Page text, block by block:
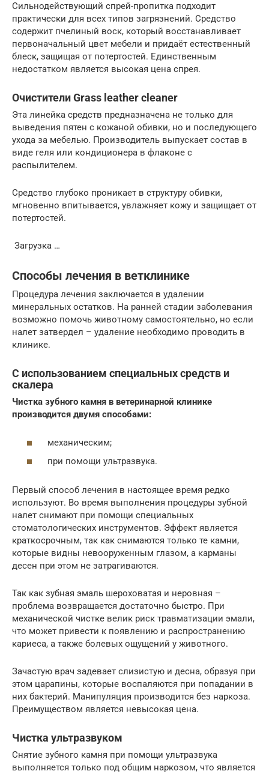
Сильнодействующий спрей-пропитка подходит
практически для всех типов загрязнений. Средство
содержит пчелиный воск, который восстанавливает
первоначальный цвет мебели и придаёт естественный
блеск, защищая от потертостей. Единственным
недостатком является высокая цена спрея.
Очистители Grass leather cleaner
Эта линейка средств предназначена не только для
выведения пятен с кожаной обивки, но и последующего
ухода за мебелью. Производитель выпускает состав в
виде геля или кондиционера в флаконе с
распылителем.
Средство глубоко проникает в структуру обивки,
мгновенно впитывается, увлажняет кожу и защищает от
потертостей.
Загрузка …
Способы лечения в ветклинике
Процедура лечения заключается в удалении
минеральных остатков. На ранней стадии заболевания
возможно помочь животному самостоятельно, но если
налет затвердел – удаление необходимо проводить в
клинике.
С использованием специальных средств и
скалера
Чистка зубного камня в ветеринарной клинике
производится двумя способами:
механическим;
при помощи ультразвука.
Первый способ лечения в настоящее время редко
используют. Во время выполнения процедуры зубной
налет снимают при помощи специальных
стоматологических инструментов. Эффект является
краткосрочным, так как снимаются только те камни,
которые видны невооруженным глазом, а карманы
десен при этом не затрагиваются.
Так как зубная эмаль шероховатая и неровная –
проблема возвращается достаточно быстро. При
механической чистке велик риск травматизации эмали,
что может привести к появлению и распространению
кариеса, а также болевых ощущений у животного.
Зачастую врач задевает слизистую и десна, образуя при
этом царапины, которые воспаляются при попадании в
них бактерий. Манипуляция производится без наркоза.
Преимуществом является невысокая цена.
Чистка ультразвуком
Снятие зубного камня при помощи ультразвука
выполняется только под общим наркозом, что является